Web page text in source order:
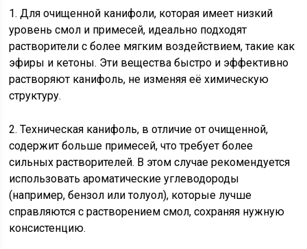
1. Для очищенной канифоли, которая имеет низкий
уровень смол и примесей, идеально подходят
растворители с более мягким воздействием, такие как
эфиры и кетоны. Эти вещества быстро и эффективно
растворяют канифоль, не изменяя её химическую
структуру.
2. Техническая канифоль, в отличие от очищенной,
содержит больше примесей, что требует более
сильных растворителей. В этом случае рекомендуется
использовать ароматические углеводороды
(например, бензол или толуол), которые лучше
справляются с растворением смол, сохраняя нужную
консистенцию.